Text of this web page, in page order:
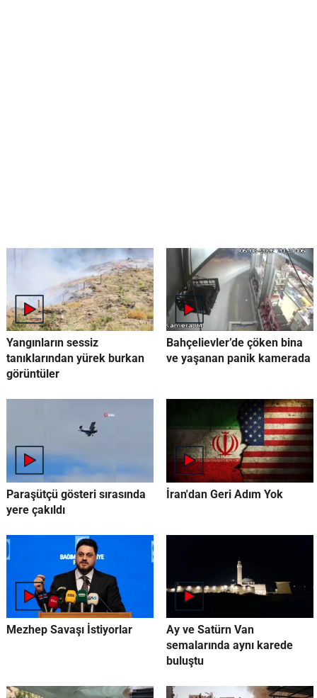
Yangınların sessiz
tanıklarından yürek burkan
görüntüler
Bahçelievler’de çöken bina
ve yaşanan panik kamerada
Paraşütçü gösteri sırasında
yere çakıldı
İran'dan Geri Adım Yok
Mezhep Savaşı İstiyorlar
Ay ve Satürn Van
semalarında aynı karede
buluştu